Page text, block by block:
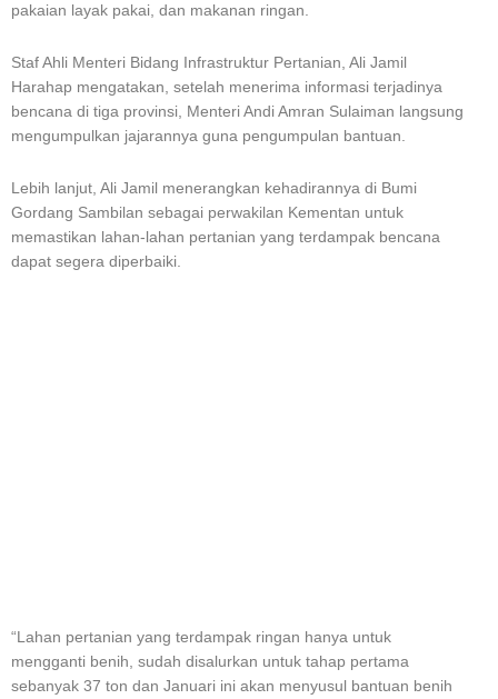
pakaian layak pakai, dan makanan ringan.
Staf Ahli Menteri Bidang Infrastruktur Pertanian, Ali Jamil
Harahap mengatakan, setelah menerima informasi terjadinya
bencana di tiga provinsi, Menteri Andi Amran Sulaiman langsung
mengumpulkan jajarannya guna pengumpulan bantuan.
Lebih lanjut, Ali Jamil menerangkan kehadirannya di Bumi
Gordang Sambilan sebagai perwakilan Kementan untuk
memastikan lahan-lahan pertanian yang terdampak bencana
dapat segera diperbaiki.
“Lahan pertanian yang terdampak ringan hanya untuk
mengganti benih, sudah disalurkan untuk tahap pertama
sebanyak 37 ton dan Januari ini akan menyusul bantuan benih